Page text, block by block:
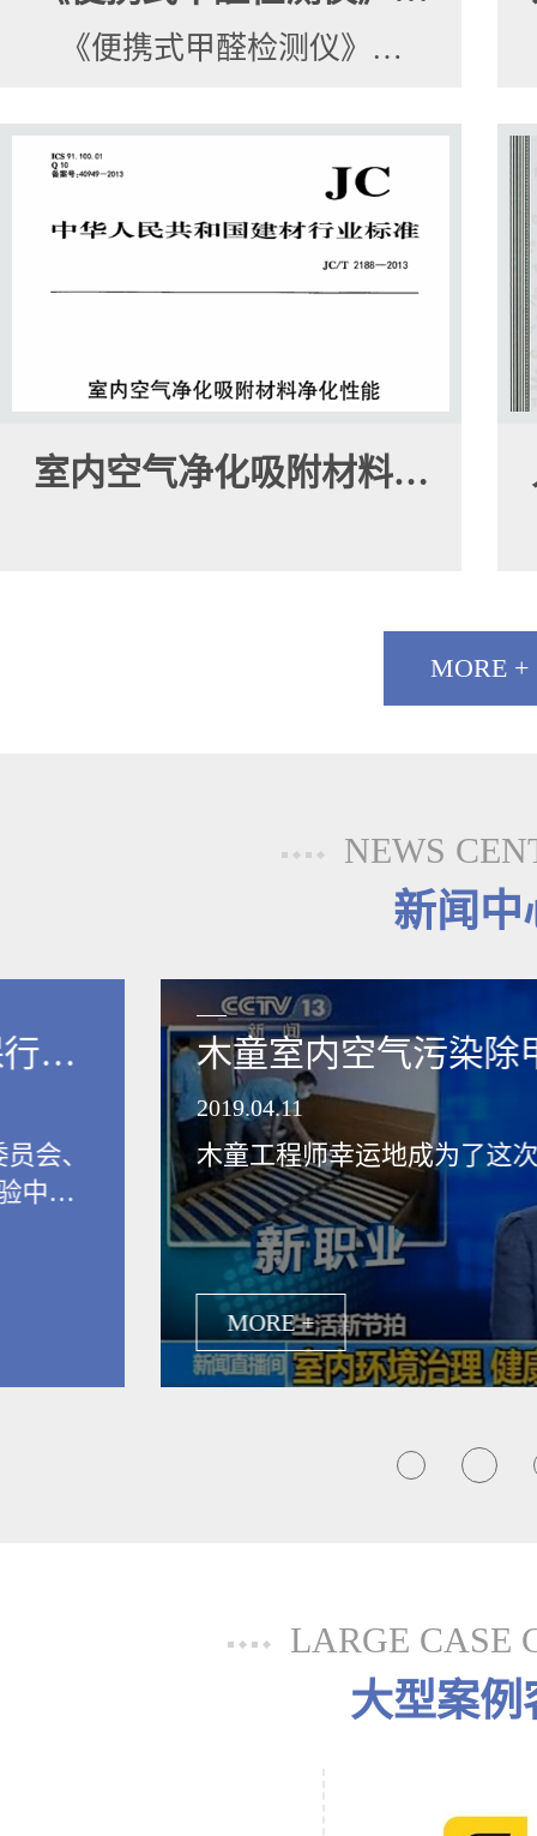
《便携式甲醛检测仪》…
室内空气净化吸附材料…
MORE +
NEWS
新闻中
业
会、
中
木童室内空气污染
领健康新生活
2019.04.11
木童工程师幸运地成为了这
MORE +
LARGE CASE
大型案例